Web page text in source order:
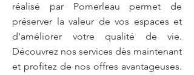
réalisé par Pomerleau permet de
préserver la valeur de vos espaces et
d'améliorer votre qualité de vie.
Découvrez nos services dès maintenant
et profitez de nos offres avantageuses.